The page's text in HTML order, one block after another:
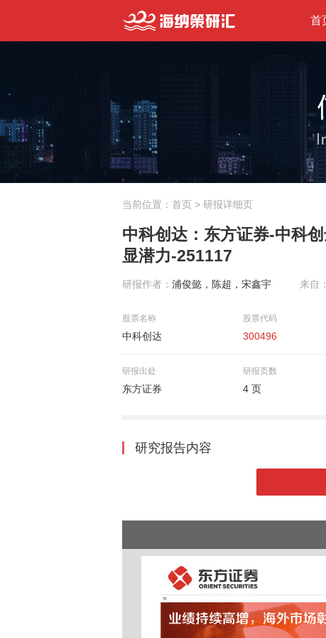
首
当前位置： 首页 > 研报详细页
中科创达：东方证券-中科
显潜力-251117
研报作者： 浦俊懿，陈超，宋鑫宇 来自：
股票名称
中科创达
股票代码
300496
研报出处
东方证券
研报页数
4 页
研究报告内容